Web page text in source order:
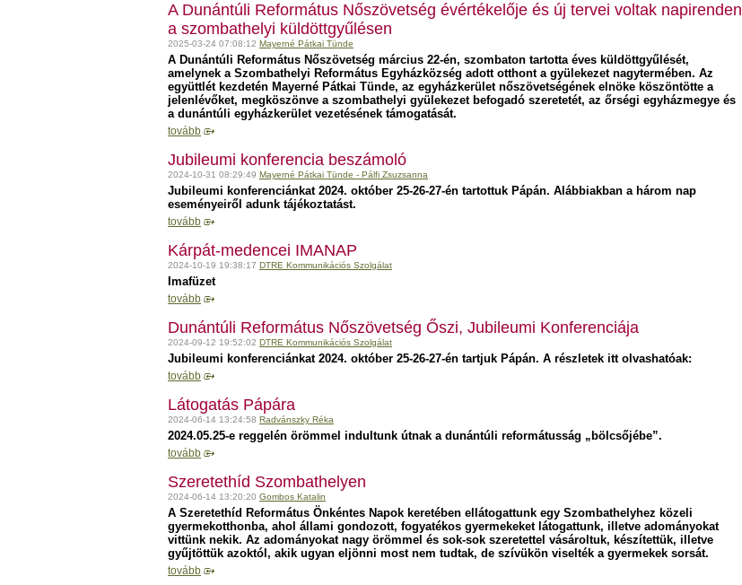
A Dunántúli Református Nőszövetség évértékelője és új tervei voltak napirenden
a szombathelyi küldöttgyűlésen
2025-03-24 07:08:12 Mayerné Pátkai Tünde
A Dunántúli Református Nőszövetség március 22-én, szombaton tartotta éves küldöttgyűlését,
amelynek a Szombathelyi Református Egyházközség adott otthont a gyülekezet nagytermében. Az
együttlét kezdetén Mayerné Pátkai Tünde, az egyházkerület nőszövetségének elnöke köszöntötte a
jelenlévőket, megköszönve a szombathelyi gyülekezet befogadó szeretetét, az őrségi egyházmegye és
a dunántúli egyházkerület vezetésének támogatását.
tovább
Jubileumi konferencia beszámoló
2024-10-31 08:29:49 Mayerné Pátkai Tünde - Pálfi Zsuzsanna
Jubileumi konferenciánkat 2024. október 25-26-27-én tartottuk Pápán. Alábbiakban a három nap
eseményeiről adunk tájékoztatást.
tovább
Kárpát-medencei IMANAP
2024-10-19 19:38:17 DTRE Kommunikációs Szolgálat
Imafüzet
tovább
Dunántúli Református Nőszövetség Őszi, Jubileumi Konferenciája
2024-09-12 19:52:02 DTRE Kommunikációs Szolgálat
Jubileumi konferenciánkat 2024. október 25-26-27-én tartjuk Pápán. A részletek itt olvashatóak:
tovább
Látogatás Pápára
2024-06-14 13:24:58 Radvánszky Réka
2024.05.25-e reggelén örömmel indultunk útnak a dunántúli reformátusság „bölcsőjébe”.
tovább
Szeretethíd Szombathelyen
2024-06-14 13:20:20 Gombos Katalin
A Szeretethíd Református Önkéntes Napok keretében ellátogattunk egy Szombathelyhez közeli
gyermekotthonba, ahol állami gondozott, fogyatékos gyermekeket látogattunk, illetve adományokat
vittünk nekik. Az adományokat nagy örömmel és sok-sok szeretettel vásároltuk, készítettük, illetve
gyűjtöttük azoktól, akik ugyan eljönni most nem tudtak, de szívükön viselték a gyermekek sorsát.
tovább